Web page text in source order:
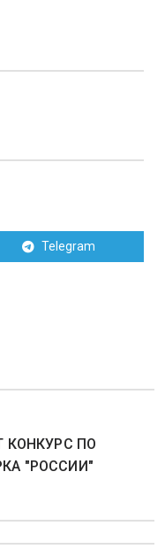
Telegram
КОНКУРС ПО
"РОССИИ"